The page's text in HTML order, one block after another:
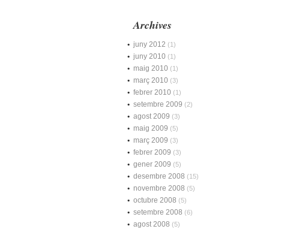
Archives
juny 2012 (1)
juny 2010 (1)
maig 2010 (1)
març 2010 (3)
febrer 2010 (1)
setembre 2009 (2)
agost 2009 (3)
maig 2009 (5)
març 2009 (3)
febrer 2009 (3)
gener 2009 (5)
desembre 2008 (15)
novembre 2008 (5)
octubre 2008 (5)
setembre 2008 (6)
agost 2008 (5)